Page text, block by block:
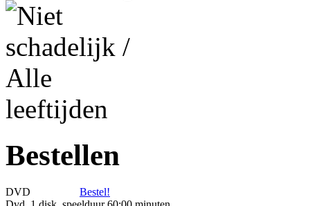
Bestellen
DVD
Bestel!